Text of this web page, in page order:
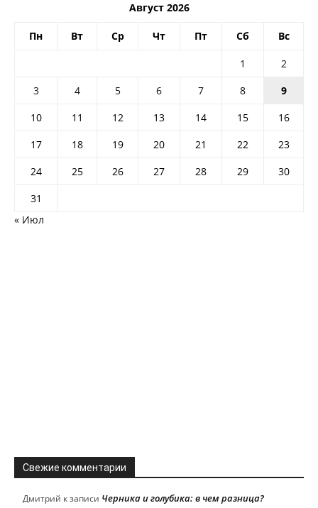
Август 2026
Пн Вт Ср Чт Пт Сб Вс
1
2
3
4 5 6 7 8
9
10
11 12 13 14 15
16
17
18 19 20 21 22
23
24
25 26 27 28 29
30
31
« Июл
Свежие комментарии
Дмитрий к записи Черника и голубика: в чем разница?